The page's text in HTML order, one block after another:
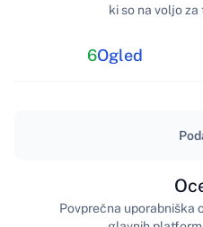
6Ogled
ki so na voljo
Povprečna uporabniška